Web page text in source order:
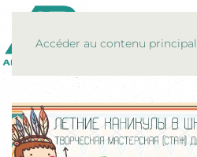
Accéder au contenu principal